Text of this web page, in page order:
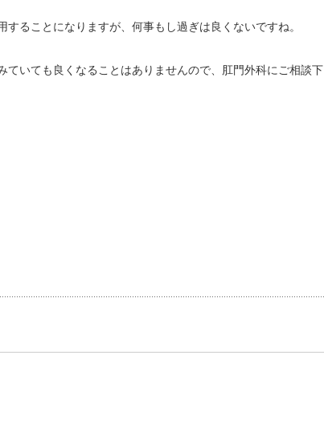
ることになりますが、何事もし過ぎは良くないですね。
ていても良くなることはありませんので、肛門外科にご相談下